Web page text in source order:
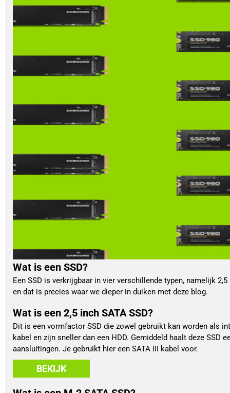
Wat is een SSD?
Een SSD is verkrijgbaar in vier verschillende typen, namelijk
en dat is precies waar we dieper in duiken met deze blog.
Wat is een 2,5 inch SATA SSD?
Dit is een vormfactor SSD die zowel gebruikt kan worden als
kabel en zijn sneller dan een HDD. Gemiddeld haalt deze
aansluitingen. Je gebruikt hier een SATA III kabel voor.
BEKIJK